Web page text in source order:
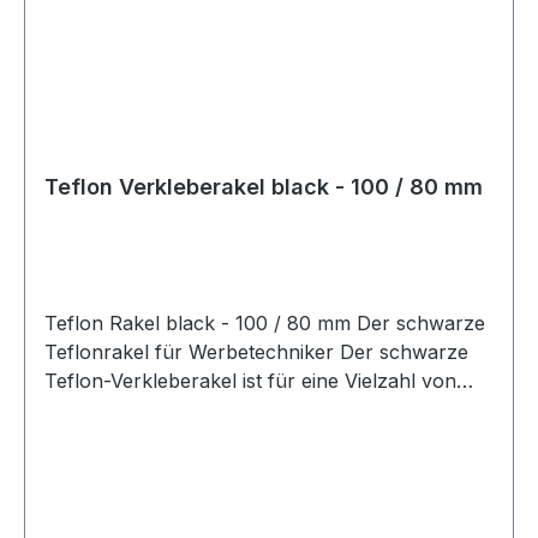
Teflon Verkleberakel black - 100 / 80 mm
Teflon Rakel black - 100 / 80 mm Der schwarze
Teflonrakel für Werbetechniker Der schwarze
Teflon-Verkleberakel ist für eine Vielzahl von